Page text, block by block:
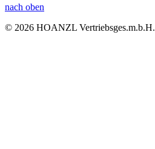
nach oben
© 2026 HOANZL Vertriebsges.m.b.H.